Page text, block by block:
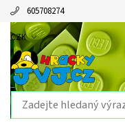
605708274
CZK